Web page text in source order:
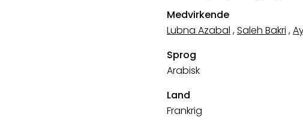
Medvirkende
Lubna Azabal ,Saleh Bakri ,
Sprog
Arabisk
Land
Frankrig